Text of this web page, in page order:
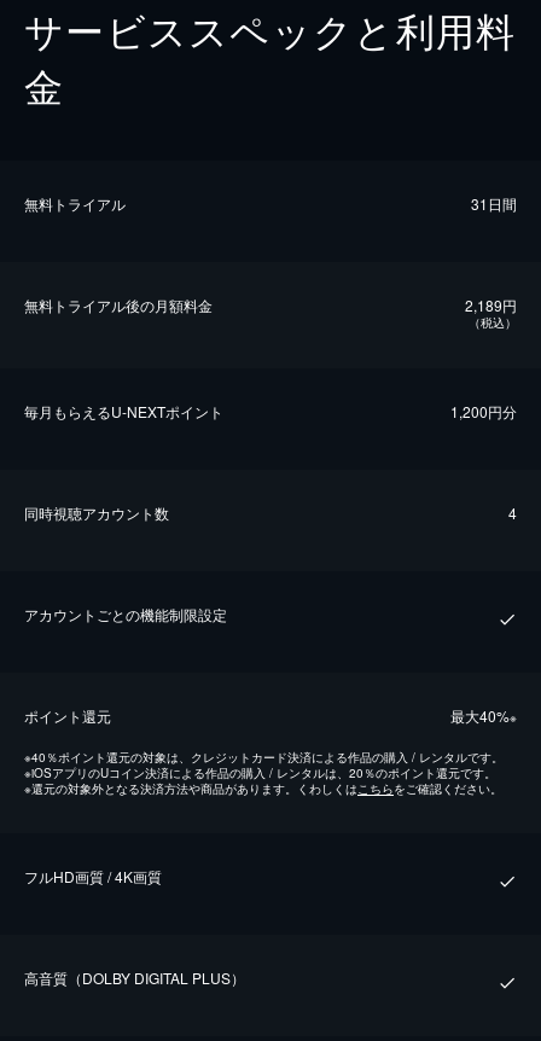
サービススペックと利用料
金
無料トライアル 31日間
無料トライアル後の⽉額料金 2,189円
（税込）
毎⽉もらえるU-NEXTポイント 1,200円分
同時視聴アカウント数 4
アカウントごとの機能制限設定
ポイント還元 最⼤40%※
※40％ポイント還元の対象は、クレジットカード決済による作品の購入 / レンタルです。
※iOSアプリのUコイン決済による作品の購入 / レンタルは、20％のポイント還元です。
※還元の対象外となる決済方法や商品があります。くわしくはこちらをご確認ください。
フルHD画質 / 4K画質
⾼⾳質（DOLBY DIGITAL PLUS）